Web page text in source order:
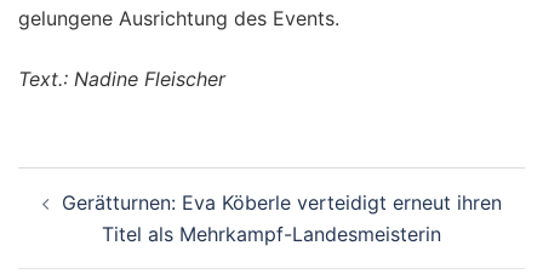
gelungene Ausrichtung des Events.
Text.: Nadine Fleischer
Gerätturnen: Eva Köberle verteidigt erneut ihren
Titel als Mehrkampf-Landesmeisterin